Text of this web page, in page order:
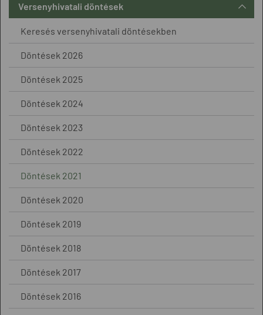
Versenyhivatali döntések
Keresés versenyhivatali döntésekben
Döntések 2026
Döntések 2025
Döntések 2024
Döntések 2023
Döntések 2022
Döntések 2021
Döntések 2020
Döntések 2019
Döntések 2018
Döntések 2017
Döntések 2016